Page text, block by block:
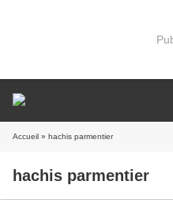
Accueil » hachis parmentier
hachis parmentier